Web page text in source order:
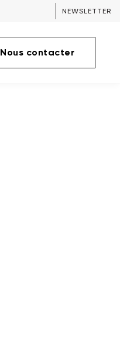
NEWSLETTER
Nous contacter